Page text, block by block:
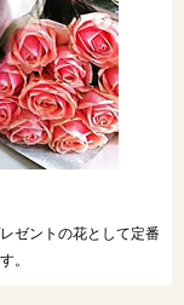
ゼントの花として定番
。